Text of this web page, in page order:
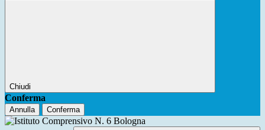
Chiudi
Conferma
Annulla Conferma